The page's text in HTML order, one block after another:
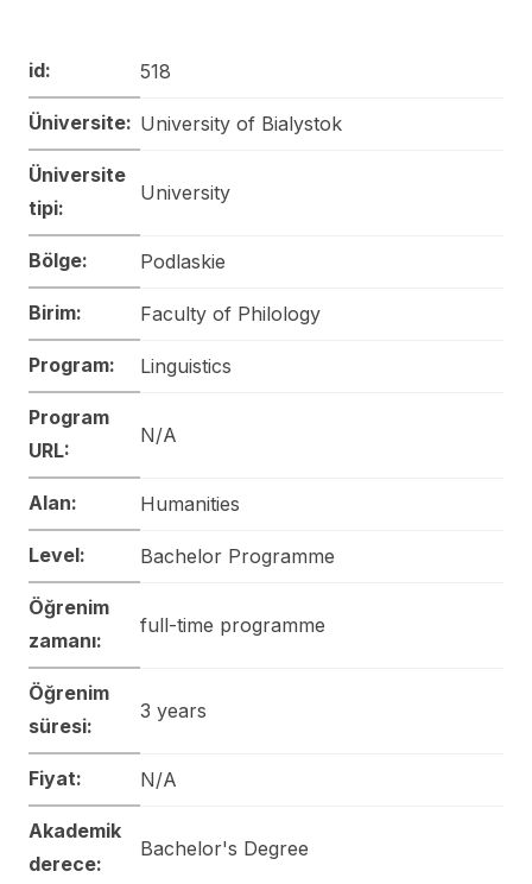
id: 518
Üniversite: University of Bialystok
Üniversite
tipi:
University
Bölge: Podlaskie
Birim: Faculty of Philology
Program: Linguistics
Program
URL:
N/A
Alan: Humanities
Level: Bachelor Programme
Öğrenim
zamanı:
full-time programme
Öğrenim
süresi:
3 years
Fiyat: N/A
Akademik
derece:
Bachelor's Degree